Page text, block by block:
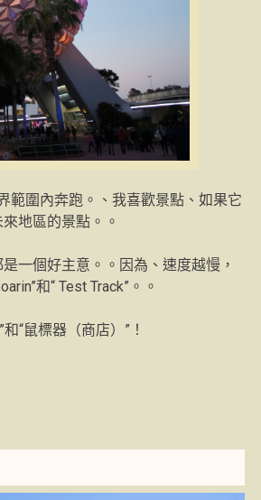
範圍內奔跑。、我喜歡景點、如果它
地區的景點。。
一個好主意。。因為、速度越慢，
和“ Test Track”。。
“鼠標器（商店）”！